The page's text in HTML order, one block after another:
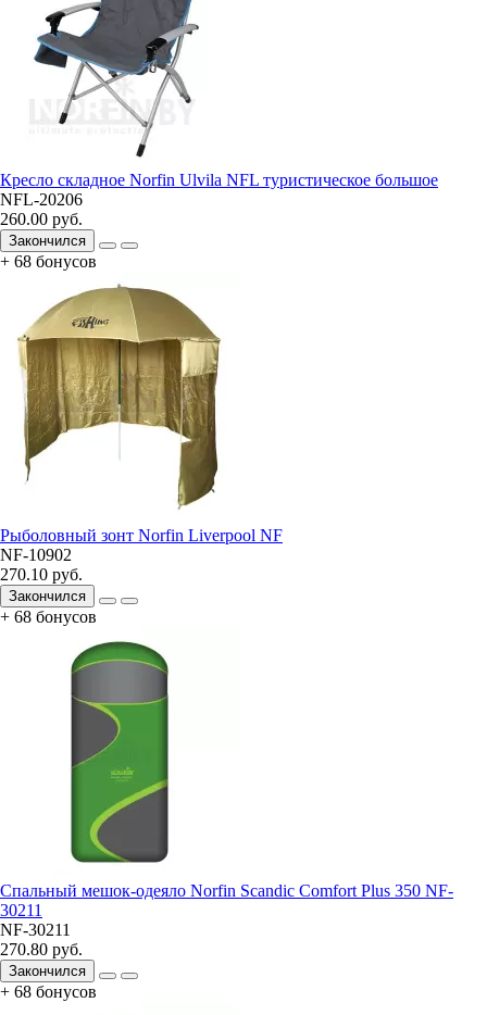
Кресло складное Norfin Ulvila NFL туристическое большое
NFL-20206
260.00 руб.
Закончился
+ 68 бонусов
Рыболовный зонт Norfin Liverpool NF
NF-10902
270.10 руб.
Закончился
+ 68 бонусов
Спальный мешок-одеяло Norfin Scandic Comfort Plus 350 NF-
30211
NF-30211
270.80 руб.
Закончился
+ 68 бонусов